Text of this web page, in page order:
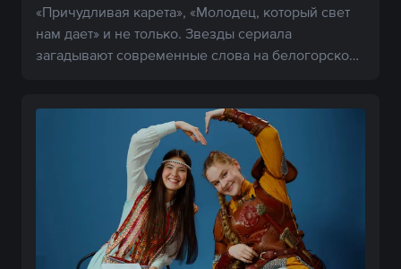
«Причудливая карета», «Молодец, который свет
нам дает» и не только. Звезды сериала
загадывают современные слова на белогорском